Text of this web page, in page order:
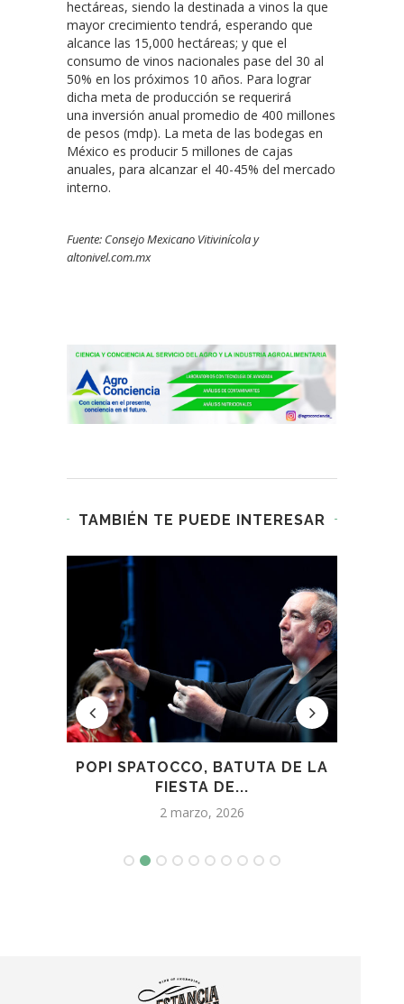
hectáreas, siendo la destinada a vinos la que
mayor crecimiento tendrá, esperando que
alcance las 15,000 hectáreas; y que el
consumo de vinos nacionales pase del 30 al
50% en los próximos 10 años. Para lograr
dicha meta de producción se requerirá
una inversión anual promedio de 400 millones
de pesos (mdp). La meta de las bodegas en
México es producir 5 millones de cajas
anuales, para alcanzar el 40-45% del mercado
interno.
Fuente: Consejo Mexicano Vitivinícola y
altonivel.com.mx
TAMBIÉN TE PUEDE INTERESAR
POPI SPATOCCO, BATUTA DE LA
FIESTA DE...
2 marzo, 2026